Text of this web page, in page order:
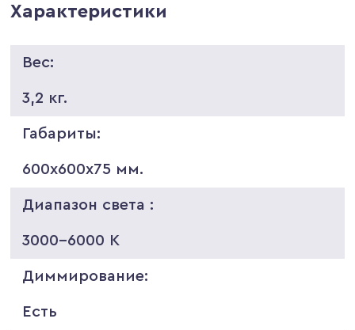
Характеристики
Вес:
3,2 кг.
Габариты:
600х600х75 мм.
Диапазон света :
3000-6000 K
Диммирование:
Есть